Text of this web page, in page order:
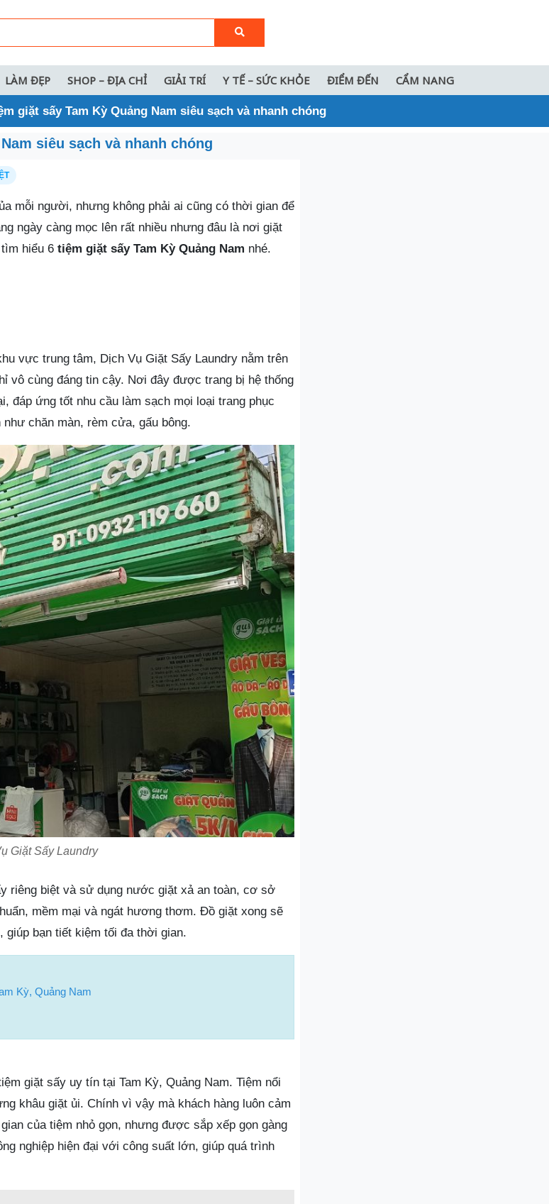
LÀM ĐẸP SHOP – ĐỊA CHỈ GIẢI TRÍ Y TẾ – SỨC KHỎE ĐIỂM ĐẾN CẨM NANG
giặt sấy Tam Kỳ Quảng Nam siêu sạch và nhanh chóng
siêu sạch và nhanh chóng
mỗi người, nhưng không phải ai cũng có thời gian để
ngày càng mọc lên rất nhiều nhưng đâu là nơi giặt
hiểu 6 tiệm giặt sấy Tam Kỳ Quảng Nam nhé.
vực trung tâm, Dịch Vụ Giặt Sấy Laundry nằm trên
vô cùng đáng tin cậy. Nơi đây được trang bị hệ thống
đáp ứng tốt nhu cầu làm sạch mọi loại trang phục
chăn màn, rèm cửa, gấu bông.
Giặt Sấy Laundry
riêng biệt và sử dụng nước giặt xả an toàn, cơ sở
mềm mại và ngát hương thơm. Đồ giặt xong sẽ
giúp bạn tiết kiệm tối đa thời gian.
Kỳ, Quảng Nam
giặt sấy uy tín tại Tam Kỳ, Quảng Nam. Tiệm nổi
khâu giặt ủi. Chính vì vậy mà khách hàng luôn cảm
của tiệm nhỏ gọn, nhưng được sắp xếp gọn gàng
nghiệp hiện đại với công suất lớn, giúp quá trình